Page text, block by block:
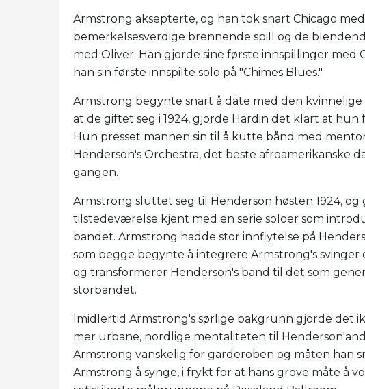
Armstrong aksepterte, og han tok snart Chicago
bemerkelsesverdige brennende spill og de
med Oliver. Han gjorde sine første innspillinger med
han sin første innspilte solo på "Chimes Blues."
Armstrong begynte snart å date med den
at de giftet seg i 1924, gjorde Hardin det klart at
Hun presset mannen sin til å kutte bånd med
Henderson's Orchestra, det beste afroamerikanske
gangen.
Armstrong sluttet seg til Henderson høsten 1924,
tilstedeværelse kjent med en serie soloer som
bandet. Armstrong hadde stor innflytelse på
som begge begynte å integrere Armstrong's
og transformerer Henderson's band til det som
storbandet.
Imidlertid Armstrong's sørlige bakgrunn gjorde det
mer urbane, nordlige mentaliteten til
Armstrong vanskelig for garderoben og måten han
Armstrong å synge, i frykt for at hans grove måte å